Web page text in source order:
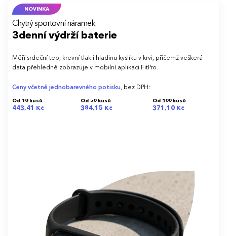
NOVINKA
Chytrý sportovní náramek
3denní výdrží baterie
Měří srdeční tep, krevní tlak i hladinu kyslíku v krvi, přičemž veškerá
data přehledně zobrazuje v mobilní aplikaci FitPro.
Ceny včetně jednobarevného potisku, bez DPH:
Od 10 kusů
443,41 Kč
Od 50 kusů
384,15 Kč
Od 100 kusů
371,10 Kč